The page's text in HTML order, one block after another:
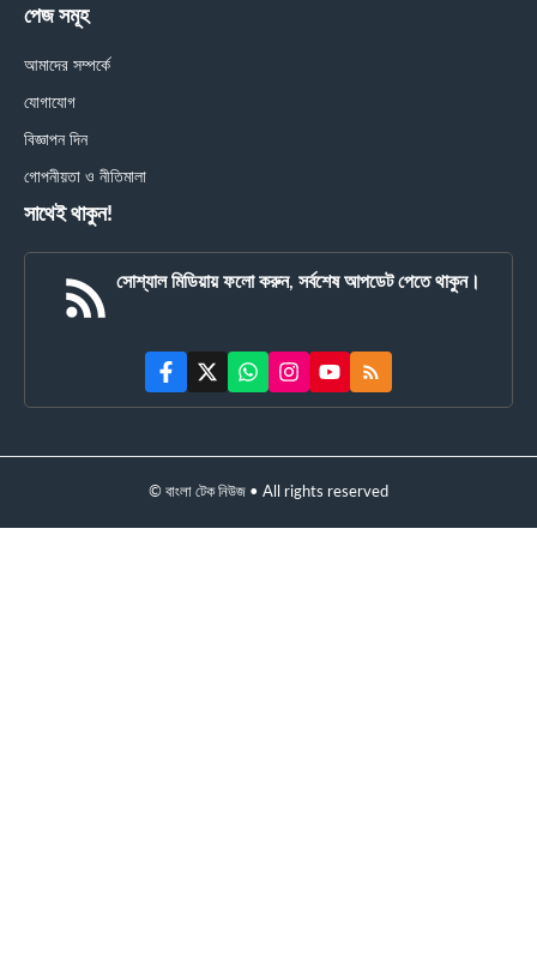
পেজ সমূহ
আমাদের সম্পর্কে
যোগাযোগ
বিজ্ঞাপন দিন
গোপনীয়তা ও নীতিমালা
সাথেই থাকুন!
সোশ্যাল মিডিয়ায় ফলো করুন, সর্বশেষ আপডেট পেতে থাকুন।
© বাংলা টেক নিউজ • All rights reserved